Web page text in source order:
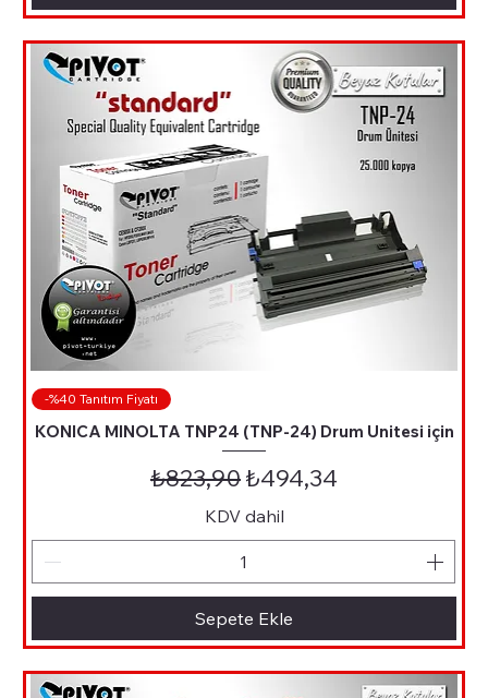
-%40 Tanıtım Fiyatı
KONICA MINOLTA TNP24 (TNP-24) Drum Unitesi için
Normal Fiyat
₺823,90İndirimli Fiyat
₺494,34
KDV dahil
Sepete Ekle